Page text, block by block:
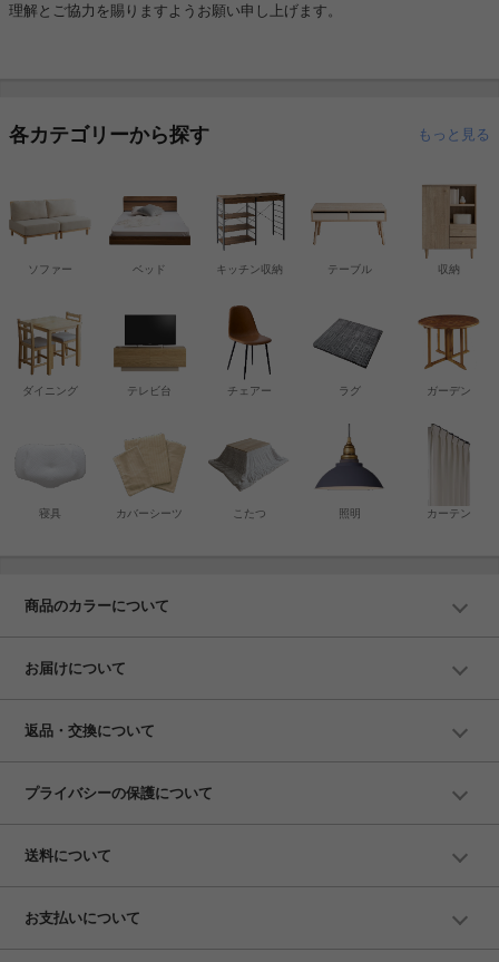
理解とご協力を賜りますようお願い申し上げます。
各カテゴリーから探す もっと見る
ソファー ベッド 収納
キッチン収納
寝具 カバーシーツ
チェアー
テーブル
こたつ
テレビ台
ダイニング ラグ
カーテン
照明
ガーデン
商品のカラーについて
お届けについて
返品・交換について
プライバシーの保護について
送料について
お支払いについて